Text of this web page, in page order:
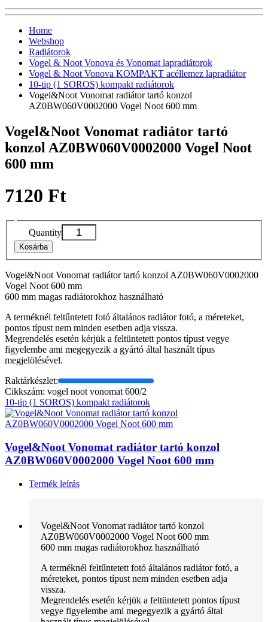
Home
Webshop
Radiátorok
Vogel & Noot Vonova és Vonomat lapradiátorok
Vogel & Noot Vonova KOMPAKT acéllemez lapradiátor
10-tip (1 SOROS) kompakt radiátorok
Vogel&Noot Vonomat radiátor tartó konzol
AZ0BW060V0002000 Vogel Noot 600 mm
Vogel&Noot Vonomat radiátor tartó
konzol AZ0BW060V0002000 Vogel Noot
600 mm
7120 Ft
Quantity
Kosárba
Vogel&Noot Vonomat radiátor tartó konzol AZ0BW060V0002000
Vogel Noot 600 mm
600 mm magas radiátorokhoz használható
A terméknél feltűntetett fotó általános radiátor fotó, a méreteket,
pontos típust nem minden esetben adja vissza.
Megrendelés esetén kérjük a feltüntetett pontos típust vegye
figyelembe ami megegyezik a gyártó által használt típus
megjelölésével.
Raktárkészlet:
Cikkszám: vogel noot vonomat 600/2
10-tip (1 SOROS) kompakt radiátorok
Vogel&Noot Vonomat radiátor tartó konzol
AZ0BW060V0002000 Vogel Noot 600 mm
Termék leírás
Vogel&Noot Vonomat radiátor tartó konzol
AZ0BW060V0002000 Vogel Noot 600 mm
600 mm magas radiátorokhoz használható
A terméknél feltűntetett fotó általános radiátor fotó, a
méreteket, pontos típust nem minden esetben adja
vissza.
Megrendelés esetén kérjük a feltüntetett pontos típust
vegye figyelembe ami megegyezik a gyártó által